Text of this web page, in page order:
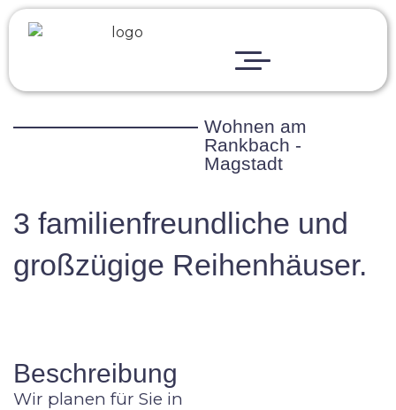
Startseite
FAQ
Aktuelles
Wohnen am
Rankbach -
Magstadt
3 familienfreundliche und
großzügige Reihenhäuser.
Beschreibung
Wir planen für Sie in